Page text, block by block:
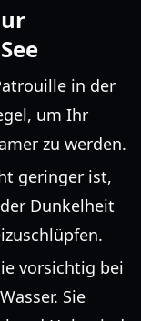
in der
um Ihr
zu werden.
geringer ist,
Dunkelheit
vorsichtig bei
Sie